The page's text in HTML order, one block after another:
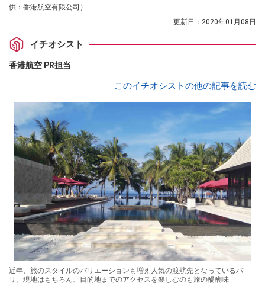
供：香港航空有限公司）
更新日： 2020年01月08日
イチオシスト
香港航空 PR担当
このイチオシストの他の記事を読む
近年、旅のスタイルのバリエーションも増え人気の渡航先となっているバ
リ。現地はもちろん、目的地までのアクセスを楽しむのも旅の醍醐味